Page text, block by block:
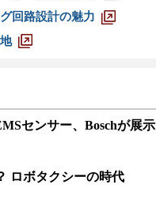
回路設計の魅力
センサー、Boschが展示
ロボタクシーの時代